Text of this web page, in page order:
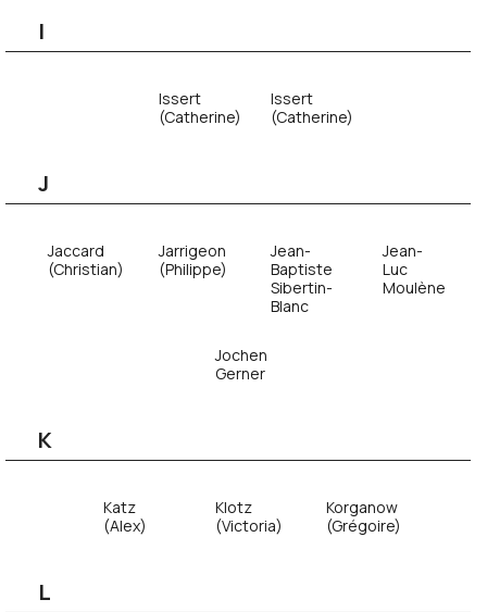
I
Issert
(Catherine)
Issert
(Catherine)
J
Jaccard
(Christian)
Jarrigeon
(Philippe)
Jean-
Baptiste
Sibertin-
Blanc
Jean-
Luc
Moulène
Jochen
Gerner
K
Katz
(Alex)
Klotz
(Victoria)
Korganow
(Grégoire)
L